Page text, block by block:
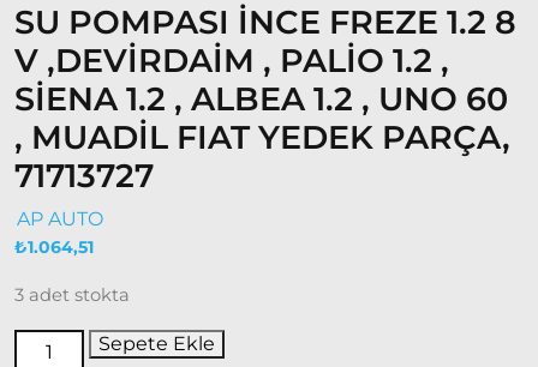
2022
Model
ve Üstü
Doğan
– Şahin –
Kartal
Fiat
Ducato
Ducato
1997-
2001
SU POMPASI İNCE FREZE 1.2 8
V ,DEVİRDAİM , PALİO 1.2 ,
SİENA 1.2 , ALBEA 1.2 , UNO 60
, MUADİL FIAT YEDEK PARÇA,
71713727
AP AUTO
₺1.064,51
3 adet stokta
Sepete Ekle